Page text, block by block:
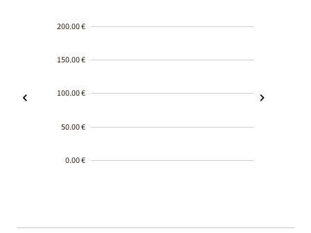
200.00 €
150.00 €
100.00 €
50.00 €
0.00 €
01-02